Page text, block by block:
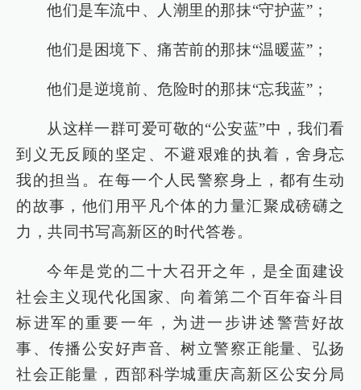
他们是车流中、人潮里的那抹“守护蓝”；
他们是困境下、痛苦前的那抹“温暖蓝”；
他们是逆境前、危险时的那抹“忘我蓝”；
从这样一群可爱可敬的“公安蓝”中，我们看
到义无反顾的坚定、不避艰难的执着，舍身忘
我的担当。在每一个人民警察身上，都有生动
的故事，他们用平凡个体的力量汇聚成磅礴之
力，共同书写高新区的时代答卷。
今年是党的二十大召开之年，是全面建设
社会主义现代化国家、向着第二个百年奋斗目
标进军的重要一年，为进一步讲述警营好故
事、传播公安好声音、树立警察正能量、弘扬
社会正能量，西部科学城重庆高新区公安分局